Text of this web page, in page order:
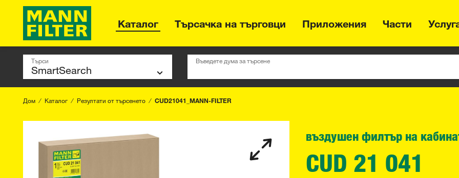
Каталог Търсачка на търговци Приложения Части
Търси Въведете дума за търсене
Дом Каталог Резултати от търсенето CUD21041_MANN-FILTER
въздушен филтър на
CUD 21 041